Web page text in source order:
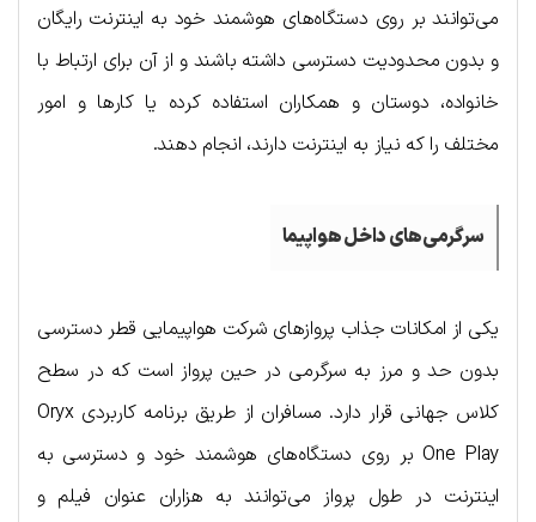
می‌توانند بر روی دستگاه‌های هوشمند خود به اینترنت رایگان
و بدون محدودیت دسترسی داشته باشند و از آن برای ارتباط با
خانواده، دوستان و همکاران استفاده کرده یا کارها و امور
مختلف را که نیاز به اینترنت دارند، انجام دهند.
سرگرمی‌های داخل هواپیما
یکی از امکانات جذاب پروازهای شرکت هواپیمایی قطر دسترسی
بدون حد و مرز به سرگرمی در حین پرواز است که در سطح
کلاس جهانی قرار دارد. مسافران از طریق برنامه کاربردی Oryx
One Play بر روی دستگاه‌های هوشمند خود و دسترسی به
اینترنت در طول پرواز می‌توانند به هزاران عنوان فیلم و